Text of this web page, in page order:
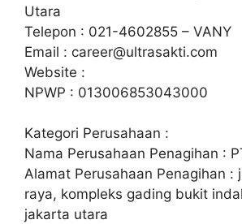
Utara
Telepon : 021-4602855 – VANY
Email : career@ultrasakti.com
Website :
NPWP : 013006853043000
Kategori Perusahaan :
Nama Perusahaan Penagihan :
Alamat Perusahaan Penagihan :
raya, kompleks gading bukit
jakarta utara